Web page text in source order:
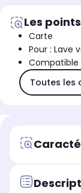
Les
Carte
Pour : Lave
Compatible
Toutes les